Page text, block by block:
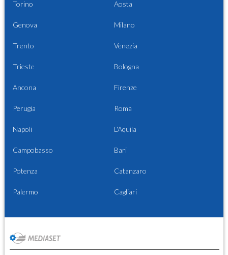
Torino Aosta
Genova Milano
Trento Venezia
Trieste Bologna
Ancona Firenze
Perugia Roma
Napoli L'Aquila
Campobasso Bari
Potenza Catanzaro
Palermo Cagliari